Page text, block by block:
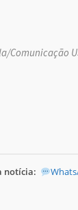
Comunicação
notícia: